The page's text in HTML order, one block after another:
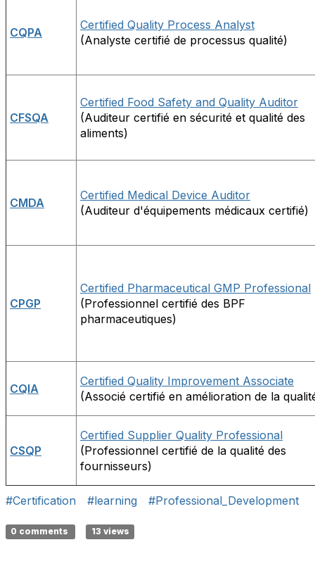
CQPA
Certified Quality Process Analyst
(Analyste certifié de processus qualité)
CFSQA
Certified Food Safety and Quality Auditor
(Auditeur certifié en sécurité et qualité des
aliments)
CMDA
Certified Medical Device Auditor
(Auditeur d'équipements médicaux certifié)
CPGP
Certified Pharmaceutical GMP Professional
(Professionnel certifié des BPF
pharmaceutiques)
CQIA
Certified Quality Improvement Associate
(Associé certifié en amélioration de la
CSQP
Certified Supplier Quality Professional
(Professionnel certifié de la qualité des
fournisseurs)
#Certification #learning #Professional_Development
0 comments 13 views